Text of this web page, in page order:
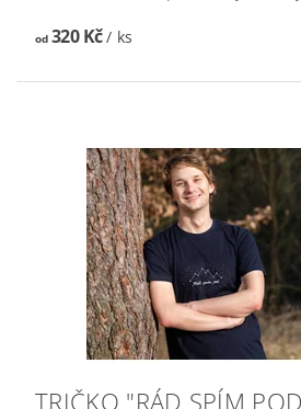
od320 Kč/ ks
TRIČKO "RÁD SPÍM